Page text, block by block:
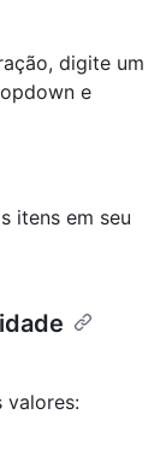
digite um
e
itens em seu
valores: